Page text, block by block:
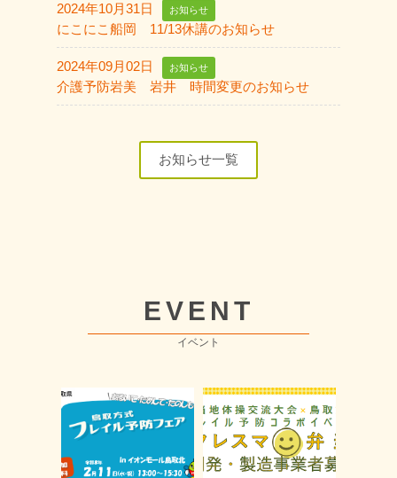
2024年10月31日 お知らせ
にこにこ船岡 11/13休講のお知らせ
2024年09月02日 お知らせ
介護予防岩美 岩井 時間変更のお知らせ
お知らせ一覧
EVENT
イベント